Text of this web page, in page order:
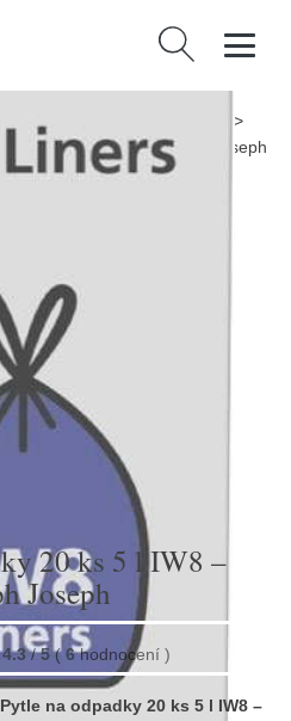
Vyhledávání
> Úklid > Odpadkové koše >
20 ks 5 l IW8 – Joseph Joseph
20 ks 5 l IW8 –
Joseph
4.3 / 5 ( 6 hodnocení )
Pytle na odpadky 20 ks 5 l IW8 –